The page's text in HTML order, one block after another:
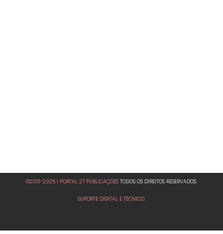
©2013-2026 | PORTAL 27 PUBLICAÇÕES TODOS OS DIREITOS RESERVADOS.
SUPORTE DIGITAL E TÉCNICO: